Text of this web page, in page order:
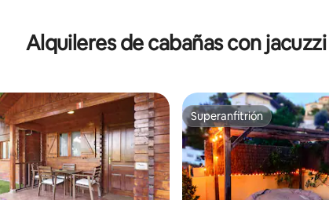
Alquileres de cabañas con jacuzzi
Superanfitrión
Superanfitrión